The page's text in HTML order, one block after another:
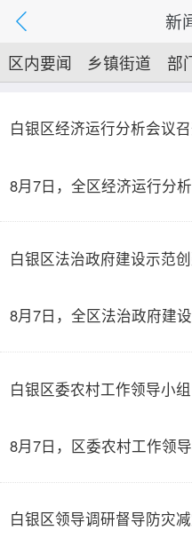
新
区内要闻 乡镇街道 部
白银区经济运行分析会议
白银区法治政府建设示范
白银区领导调研督导防灾